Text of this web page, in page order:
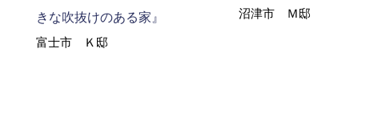
きな吹抜けのある家』
富士市 Ｋ邸
沼津市 Ｍ邸